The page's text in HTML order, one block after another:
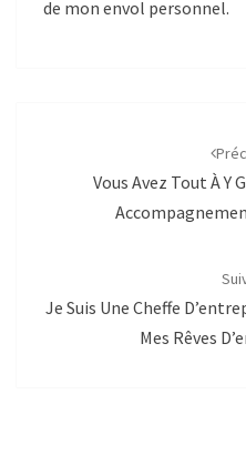
de mon envol personnel.
Vous Avez Tout À Y
Je Suis Une Cheffe
Mes Rêves